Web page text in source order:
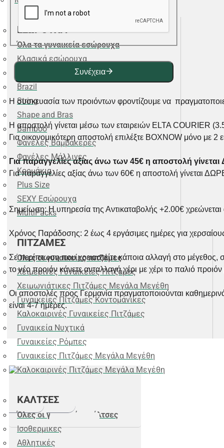
ΕΣΩΡΟΥΧΑ
Όλα τα γυναικεία εσώρουχα
Κλασικά εσώρουχα
Brazil
String
Shape and Bras
Bamboo
Φανέλες Βαμβακερές
Φανέλες Μάλλινες
Κορμάκια
Plus Size
SEXY Εσώρουχα
MultiPacks
ΠΙΤΖΑΜΕΣ
Όλες οι γυναικείες πιτζάμες
Χειμερινές Γυναικείες Πιτζάμες
Χειμωνιάτικες Πιτζάμες Μεγάλα Μεγέθη
Γυναικείες Πιτζάμες Κοντομάνικες
Καλοκαιρινές Γυναικείες Πιτζάμες
Γυναικεία Νυχτικά
Γυναικείες Ρόμπες
Γυναικείες Πιτζάμες Μεγάλα Μεγέθη
Καλοκαιρινές Πιτζάμες Μεγάλα Μεγέθη
ΚΑΛΤΣΕΣ
Όλες οι γυναικείες κάλτσες
Ισοθερμικές
Αθλητικές
Συνέχεια
Η συσκευασία των προιόντων φροντίζουμε να
Η αποστολή γίνεται μέσω των εταιρειών ELTA
Για οικονομικότερη αποστολή επιλέξτε BOXNOW μόνο με
Για παραγγελίες αξίας άνω των 45€ η αποστολή
Για παραγγελίες αξίας άνω των 60€ η αποστολή γίνεται
Σημείωση: Η υπηρεσία της Αντικαταβολής +2.00€
Χρόνος Παράδοσης: 2 έως 4 εργάσιμες ημέρες για
Σε περίπτωση που χρειαστείτε κάποια αλλαγή στο
το νέο προιόν κάνετε ανταλλαγή χέρι με χέρι το παλιό
Οι αποστολές προς Γερμανία πραγματοποιούνται
είναι 4-7 ημέρες.
6-16 Ετών
1-5 Ετών
Παιδικό σετ TRAX για σχολικές